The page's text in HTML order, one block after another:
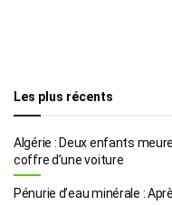
Les plus récents
Algérie : Deux enfants
coffre d’une voiture
Pénurie d’eau minérale :